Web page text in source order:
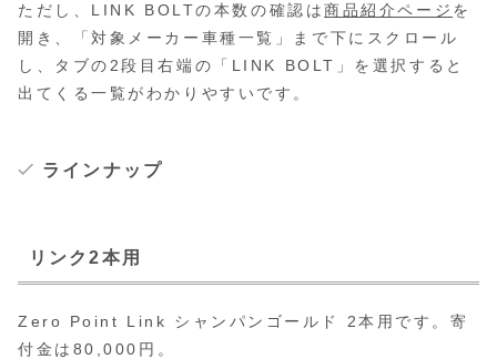
ただし、LINK BOLTの本数の確認は商品紹介ページ を
開き、「対象メーカー車種一覧」まで下にスクロール
し、タブの2段目右端の「LINK BOLT」を選択すると
出てくる一覧がわかりやすいです。
ラインナップ
リンク2本用
Zero Point Link シャンパンゴールド 2本用です。寄
付金は80,000円。